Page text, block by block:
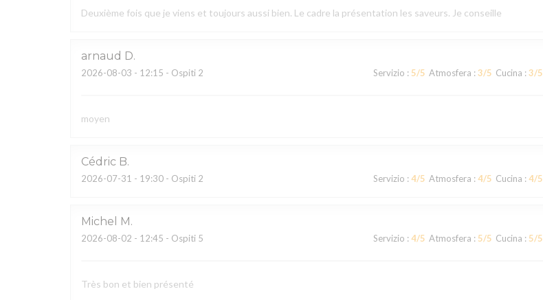
Deuxième fois que je viens et toujours aussi bien. Le cadre la présentation les saveurs. Je conseille
arnaud D
2026-08-03 - 12:15 - Ospiti 2 Servizio : 5/5 Atmosfera : 3/5 Cucina : 3/5
moyen
Cédric B
2026-07-31 - 19:30 - Ospiti 2 Servizio : 4/5 Atmosfera : 4/5 Cucina : 4/5
Michel M
2026-08-02 - 12:45 - Ospiti 5 Servizio : 4/5 Atmosfera : 5/5 Cucina : 5/5
Très bon et bien présenté